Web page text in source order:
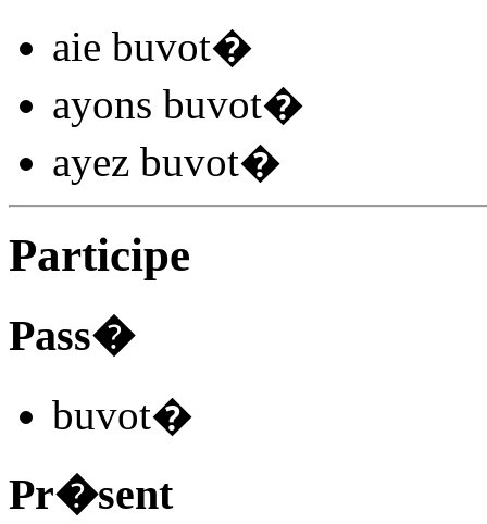
aie buvot�
ayons buvot�
ayez buvot�
Participe
Pass�
buvot�
Pr�sent